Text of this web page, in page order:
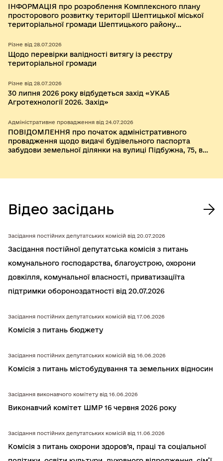
ІНФОРМАЦІЯ про розроблення Комплексного плану
просторового розвитку території Шептицької міської
територіальної громади Шептицького району
Різне від 28.07.2026
Щодо перевірки валідності витягу із реєстру
територіальної громади
Різне від 28.07.2026
30 липня 2026 року відбудеться захід «УКАБ
Агротехнології 2026. Захід»
Адміністративне провадження від 24.07.2026
ПОВІДОМЛЕННЯ про початок адміністративного
провадження щодо видачі будівельного паспорта
забудови земельної ділянки на вулиці Підбужна, 75, в
Відео засідань
Засідання постійних депутатських комісій від 20.07.2026
Засідання постійної депутатська комiсiя з питань
комунального господарства, благоустрою, охорони
довкiлля, комунальної власностi, приватизацiїта
підтримки обороноздатності від 20.07.2026
Засідання постійних депутатських комісій від 17.06.2026
Комісія з питань бюджету
Засідання постійних депутатських комісій від 16.06.2026
Комісія з питань містобудування та земельних відносин
Засідання виконавчого комітету від 16.06.2026
Виконавчий комітет ШМР 16 червня 2026 року
Засідання постійних депутатських комісій від 11.06.2026
Комісія з питань охорони здоров’я, працi та соцiальної